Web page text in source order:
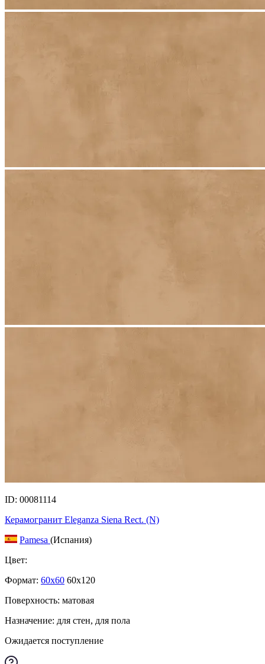
ID: 00081114
Керамогранит Eleganza Siena Rect. (N)
Pamesa (Испания)
Цвет:
Формат: 60x60 60x120
Поверхность: матовая
Назначение: для стен, для пола
Ожидается поступление